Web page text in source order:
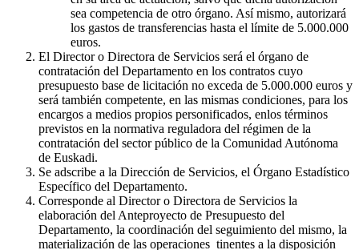
sea competencia de otro órgano. Así mismo, autorizará
los gastos de transferencias hasta el límite de 5.000.000
euros.
El Director o Directora de Servicios será el órgano de
contratación del Departamento en los contratos cuyo
presupuesto base de licitación no exceda de 5.000.000 euros y
será también competente, en las mismas condiciones, para los
encargos a medios propios personificados, enlos términos
previstos en la normativa reguladora del régimen de la
contratación del sector público de la Comunidad Autónoma
de Euskadi.
Se adscribe a la Dirección de Servicios, el Órgano Estadístico
Específico del Departamento.
Corresponde al Director o Directora de Servicios la
elaboración del Anteproyecto de Presupuesto del
Departamento, la coordinación del seguimiento del mismo, la
materialización de las operaciones tinentes a la disposición